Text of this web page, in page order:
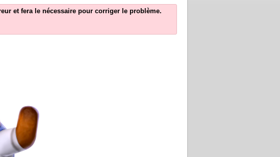
et fera le nécessaire pour corriger le problème.